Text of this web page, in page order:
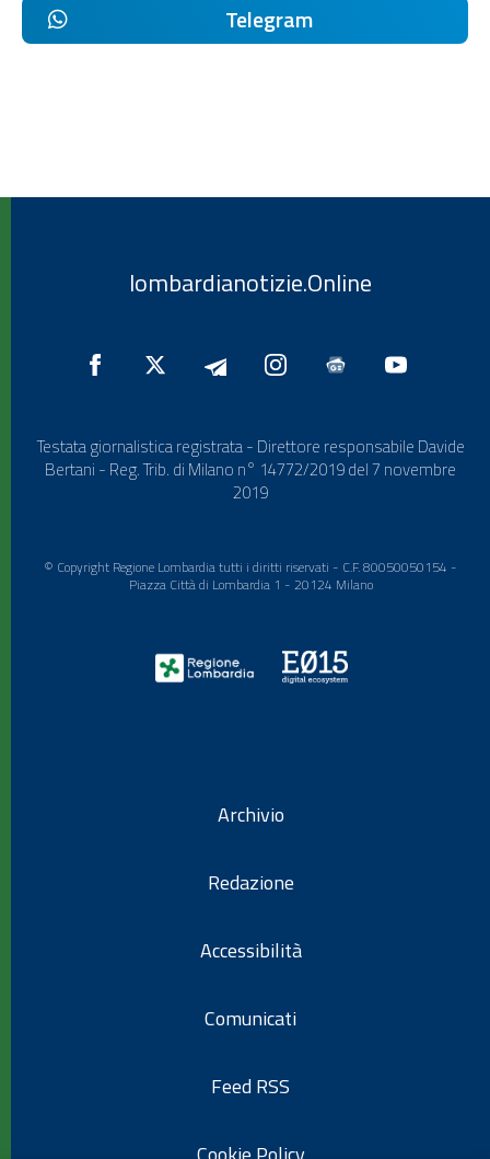
Telegram
lombardianotizie.Online
Testata giornalistica registrata - Direttore responsabile Davide
Bertani - Reg. Trib. di Milano n° 14772/2019 del 7 novembre
2019
© Copyright Regione Lombardia tutti i diritti riservati - C.F. 80050050154 -
Piazza Città di Lombardia 1 - 20124 Milano
Archivio
Redazione
Accessibilità
Comunicati
Feed RSS